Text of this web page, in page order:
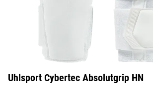
Uhlsport Cybertec Absolutgrip HN